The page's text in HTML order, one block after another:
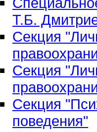
Т.Б.
Секция
Секция
Секция
поведения"